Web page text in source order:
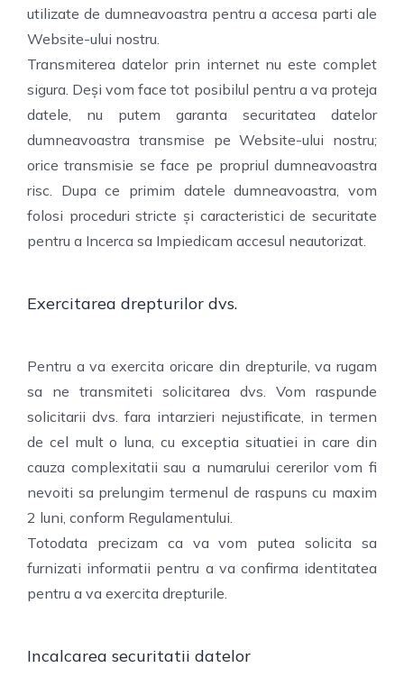
utilizate de dumneavoastra pentru a accesa parti ale
Website-ului nostru.
Transmiterea datelor prin internet nu este complet
sigura. Deși vom face tot posibilul pentru a va proteja
datele, nu putem garanta securitatea datelor
dumneavoastra transmise pe Website-ului nostru;
orice transmisie se face pe propriul dumneavoastra
risc. Dupa ce primim datele dumneavoastra, vom
folosi proceduri stricte și caracteristici de securitate
pentru a Incerca sa Impiedicam accesul neautorizat.
Exercitarea drepturilor dvs.
Pentru a va exercita oricare din drepturile, va rugam
sa ne transmiteti solicitarea dvs. Vom raspunde
solicitarii dvs. fara intarzieri nejustificate, in termen
de cel mult o luna, cu exceptia situatiei in care din
cauza complexitatii sau a numarului cererilor vom fi
nevoiti sa prelungim termenul de raspuns cu maxim
2 luni, conform Regulamentului.
Totodata precizam ca va vom putea solicita sa
furnizati informatii pentru a va confirma identitatea
pentru a va exercita drepturile.
Incalcarea securitatii datelor